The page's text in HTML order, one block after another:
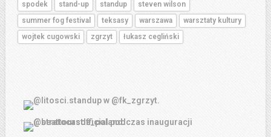
spodek
stand-up standup
steven wilson
summer fog festival
teksasy warszawa
warsztaty kultury
wojtek cugowski
zgrzyt łukasz cegliński